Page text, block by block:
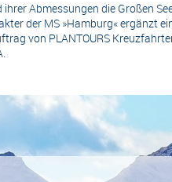
Abmessungen die Großen
der MS »Hamburg« ergänzt
von PLANTOURS